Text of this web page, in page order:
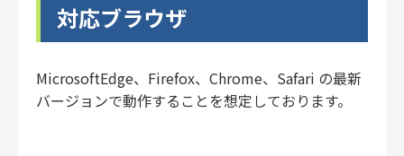
対応ブラウザ
MicrosoftEdge、Firefox、Chrome、Safari の最新
バージョンで動作することを想定しております。